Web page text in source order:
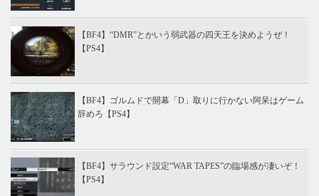
【BF4】“DMR”とかいう弱武器の四天王を決めようぜ！
【PS4】
【BF4】ゴルムドで開幕「D」取りに行かない阿呆はゲーム
辞めろ【PS4】
【BF4】サラウンド設定“WAR TAPES”の臨場感が凄いぞ！
【PS4】